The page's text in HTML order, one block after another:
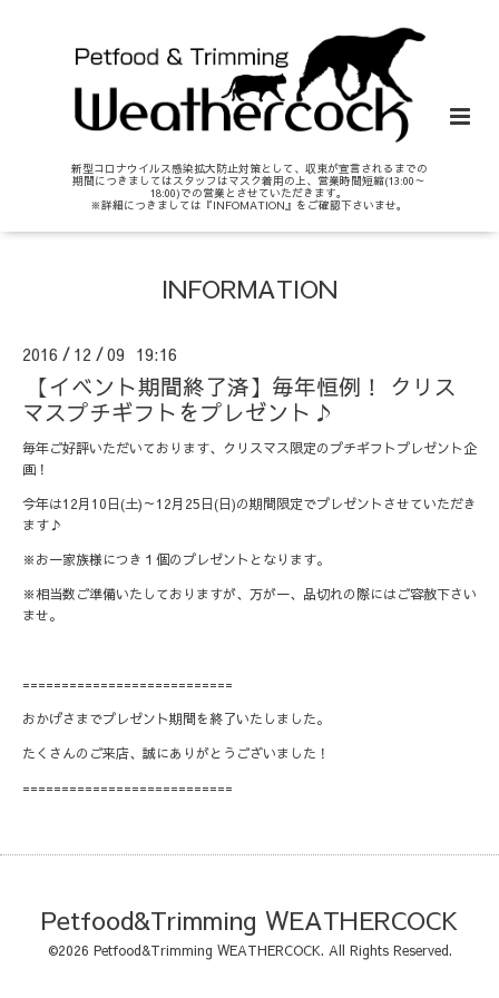
新型コロナウイルス感染拡大防止対策として、収束が宣言されるまでの
期間につきましてはスタッフはマスク着用の上、営業時間短縮(13:00～
18:00)での営業とさせていただきます。
※詳細につきましては『INFOMATION』をご確認下さいませ。
INFORMATION
2016 / 12 /09 19:16
【イベント期間終了済】毎年恒例！ クリス
マスプチギフトをプレゼント♪
毎年ご好評いただいております、クリスマス限定のプチギフトプレゼント企
画！
今年は12月10日(土)～12月25日(日)の期間限定でプレゼントさせていただき
ます♪
※お一家族様につき１個のプレゼントとなります。
※相当数ご準備いたしておりますが、万が一、品切れの際にはご容赦下さい
ませ。
===========================
おかげさまでプレゼント期間を終了いたしました。
たくさんのご来店、誠にありがとうございました！
===========================
Petfood&Trimming WEATHERCOCK
©2026 Petfood&Trimming WEATHERCOCK. All Rights Reserved.